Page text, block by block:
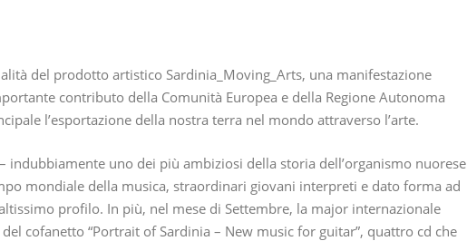
del prodotto artistico Sardinia_Moving_Arts, una manifestazione
contributo della Comunità Europea e della Regione Autonoma
l’esportazione della nostra terra nel mondo attraverso l’arte.
indubbiamente uno dei più ambiziosi della storia dell’organismo nuorese
mondiale della musica, straordinari giovani interpreti e dato forma ad
profilo. In più, nel mese di Settembre, la major internazionale
cofanetto “Portrait of Sardinia – New music for guitar”, quattro cd che